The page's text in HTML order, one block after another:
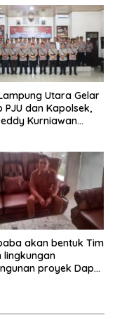
Utara Gelar
PJU dan Kapolsek,
Kurniawan
akan bentuk Tim
lingkungan
proyek Dapur